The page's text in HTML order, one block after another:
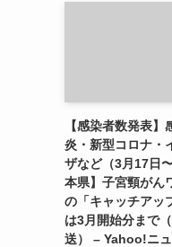
【感染者数発表】
炎・新型コロナ・
ザなど（3月17日
本県】子宮頸がん
の「キャッチアッ
は3月開始分まで
送） – Yahoo!ニ